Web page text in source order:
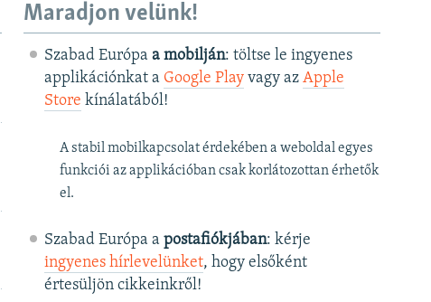
Maradjon velünk!
Szabad Európa a mobilján: töltse le ingyenes
applikációnkat a Google Playvagy az Apple
Store kínálatából!
A stabil mobilkapcsolat érdekében a weboldal egyes
funkciói az applikációban csak korlátozottan érhetők
el.
Szabad Európa a postafiókjában: kérje
ingyenes hírlevelünket, hogy elsőként
értesüljön cikkeinkről!